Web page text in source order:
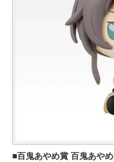
百鬼あやめ賞 百鬼あやめ